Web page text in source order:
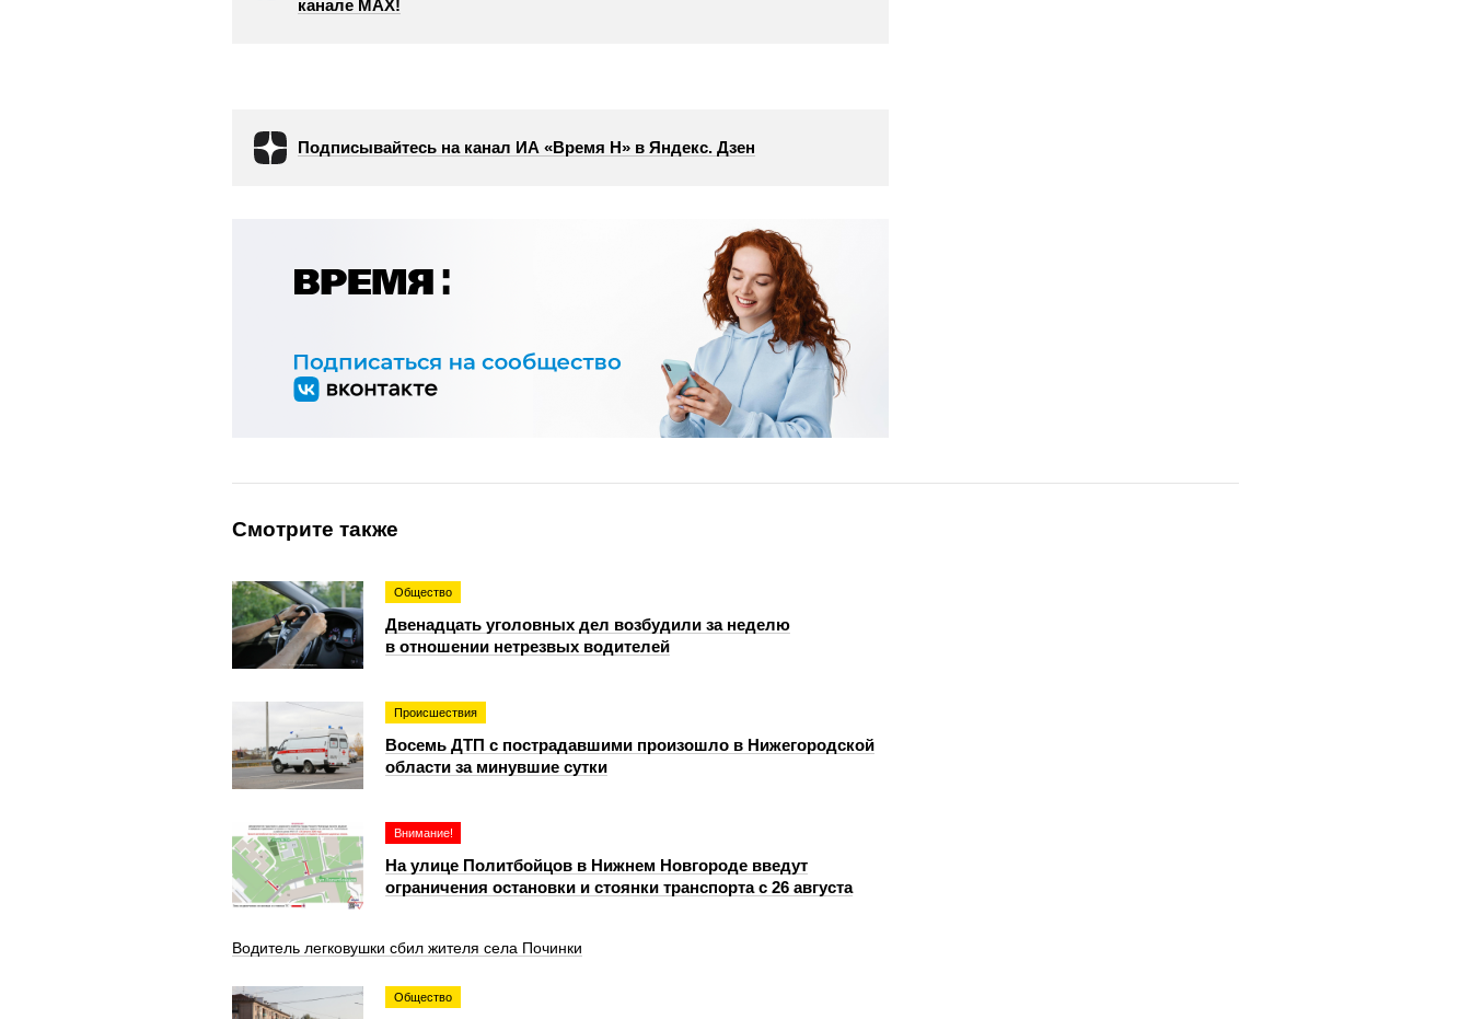
канале МАХ!
Подписывайтесь на канал ИА «Время Н» в Яндекс. Дзен
Смотрите также
Общество
Двенадцать уголовных дел возбудили за неделю
в отношении нетрезвых водителей
Происшествия
Восемь ДТП с пострадавшими произошло в Нижегородской
области за минувшие сутки
Внимание!
На улице Политбойцов в Нижнем Новгороде введут
ограничения остановки и стоянки транспорта с 26 августа
Водитель легковушки сбил жителя села Починки
Общество